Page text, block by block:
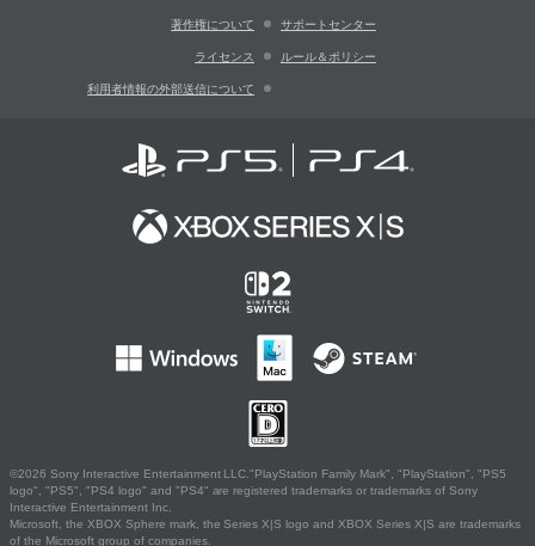
著作権について サポートセンター
ライセンス ルール＆ポリシー
利用者情報の外部送信について
©2026 Sony Interactive Entertainment LLC."PlayStation Family Mark", "PlayStation", "PS5
logo", "PS5", "PS4 logo" and "PS4" are registered trademarks or trademarks of Sony
Interactive Entertainment Inc.
Microsoft, the XBOX Sphere mark, the Series X|S logo and XBOX Series X|S are trademarks
of the Microsoft group of companies.